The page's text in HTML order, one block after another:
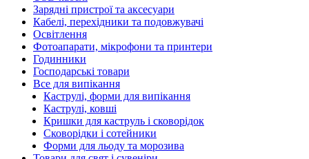
Зарядні пристрої та аксесуари
Кабелі, перехідники та подовжувачі
Освітлення
Фотоапарати, мікрофони та принтери
Годинники
Господарські товари
Все для випікання
Каструлі, форми для випікання
Каструлі, ковші
Кришки для каструль і сковорідок
Сковорідки і сотейники
Форми для льоду та морозива